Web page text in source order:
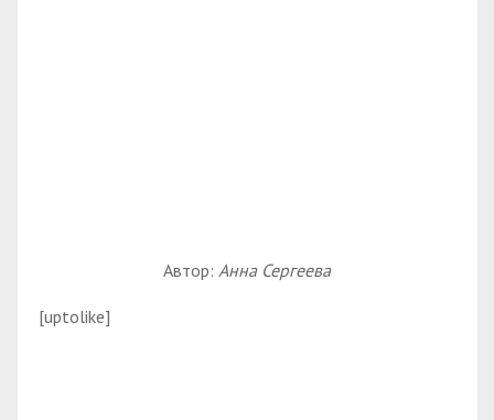
Автор: Анна Сергеева
[uptolike]